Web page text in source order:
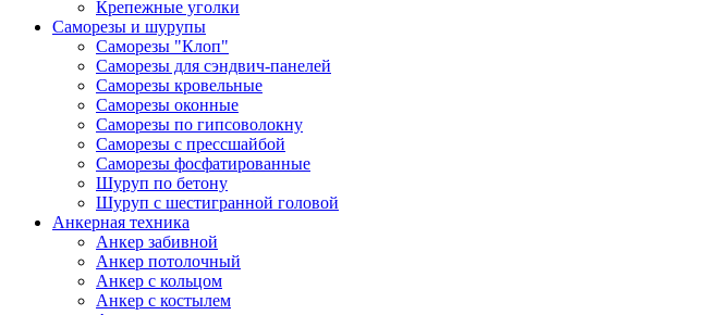
Крепежные уголки
Саморезы и шурупы
Саморезы "Клоп"
Саморезы для сэндвич-панелей
Саморезы кровельные
Саморезы оконные
Саморезы по гипсоволокну
Саморезы с прессшайбой
Саморезы фосфатированные
Шуруп по бетону
Шуруп с шестигранной головой
Анкерная техника
Анкер забивной
Анкер потолочный
Анкер с кольцом
Анкер с костылем